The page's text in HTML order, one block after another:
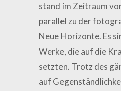
stand im Zeit­raum
par­al­lel zu der
Neue Hori­zon­te. Es
Wer­ke, die auf die
setz­ten. Trotz des
auf